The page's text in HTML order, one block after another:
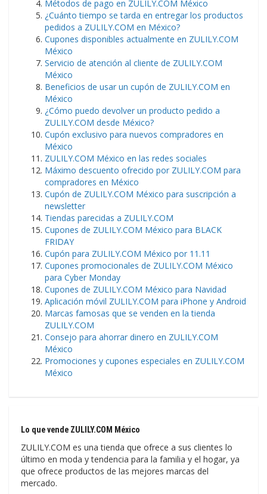
Métodos de pago en ZULILY.COM México
¿Cuánto tiempo se tarda en entregar los productos
pedidos a ZULILY.COM en México?
Cupones disponibles actualmente en ZULILY.COM
México
Servicio de atención al cliente de ZULILY.COM
México
Beneficios de usar un cupón de ZULILY.COM en
México
¿Cómo puedo devolver un producto pedido a
ZULILY.COM desde México?
Cupón exclusivo para nuevos compradores en
México
ZULILY.COM México en las redes sociales
Máximo descuento ofrecido por ZULILY.COM para
compradores en México
Cupón de ZULILY.COM México para suscripción a
newsletter
Tiendas parecidas a ZULILY.COM
Cupones de ZULILY.COM México para BLACK
FRIDAY
Cupón para ZULILY.COM México por 11.11
Cupones promocionales de ZULILY.COM México
para Cyber Monday
Cupones de ZULILY.COM México para Navidad
Aplicación móvil ZULILY.COM para iPhone y Android
Marcas famosas que se venden en la tienda
ZULILY.COM
Consejo para ahorrar dinero en ZULILY.COM
México
Promociones y cupones especiales en ZULILY.COM
México
Lo que vende ZULILY.COM México
ZULILY.COM es una tienda que ofrece a sus clientes lo
último en moda y tendencia para la familia y el hogar, ya
que ofrece productos de las mejores marcas del
mercado.